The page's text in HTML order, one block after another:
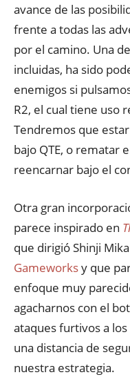
avance de las
frente a todas las
por el camino. Una
incluidas, ha sido
enemigos si
R2, el cual tiene uso
Tendremos que
bajo QTE, o rematar
reencarnar bajo el
Otra gran
parece inspirado en
que dirigió Shinji
Gameworksy que
enfoque muy
agacharnos con el
ataques furtivos a
una distancia de
nuestra estrategia.